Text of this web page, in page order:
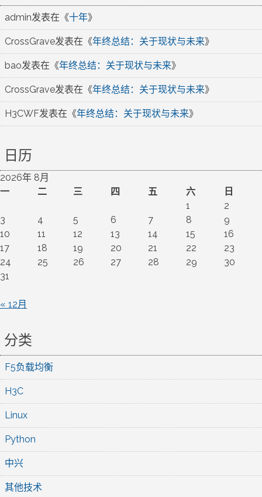
admin发表在《十年》
CrossGrave发表在《年终总结：关于现状与未来》
bao发表在《年终总结：关于现状与未来》
CrossGrave发表在《年终总结：关于现状与未来》
H3CWF发表在《年终总结：关于现状与未来》
日历
2026年 8月
一
二 三 四 五 六
日
1
2
3
4 5 6 7 8
9
10
11 12 13 14 15
16
17
18 19 20 21 22
23
24
25 26 27 28 29
30
31
« 12月
分类
F5负载均衡
H3C
Linux
Python
中兴
其他技术